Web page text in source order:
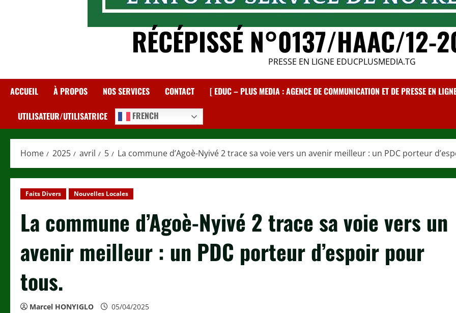
RÉCÉPISSÉ N°0137/HAAC/
PRESSE EN LIGNE EDUCPLUSMEDIA.TG
ACCUEIL À PROPOS NOS SERVICES CONTACT [ EDUC – PLUS MEDIA : AGENCE DE COMMUNICATION ET DE PRESSE EN
UTILISATEUR/UTILISATRICE FRENCH
Home 2025 avril 5 La commune d’Agoè-Nyivé 2 trace sa voie vers un avenir meilleur : un PDC porteur
Faits Divers Nouvelles Locales
La commune d’Agoè-Nyivé 2 trace sa voie vers un
avenir meilleur : un PDC porteur d’espoir pour
tous.
Marcel HONYIGLO 05/04/2025